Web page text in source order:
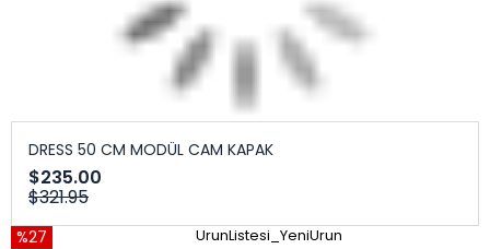
DRESS 50 CM MODÜL CAM KAPAK
$235.00
$321.95
%27 UrunListesi_YeniUrun